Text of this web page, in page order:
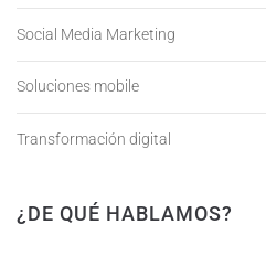
Social Media Marketing
Soluciones mobile
Transformación digital
¿DE QUÉ HABLAMOS?